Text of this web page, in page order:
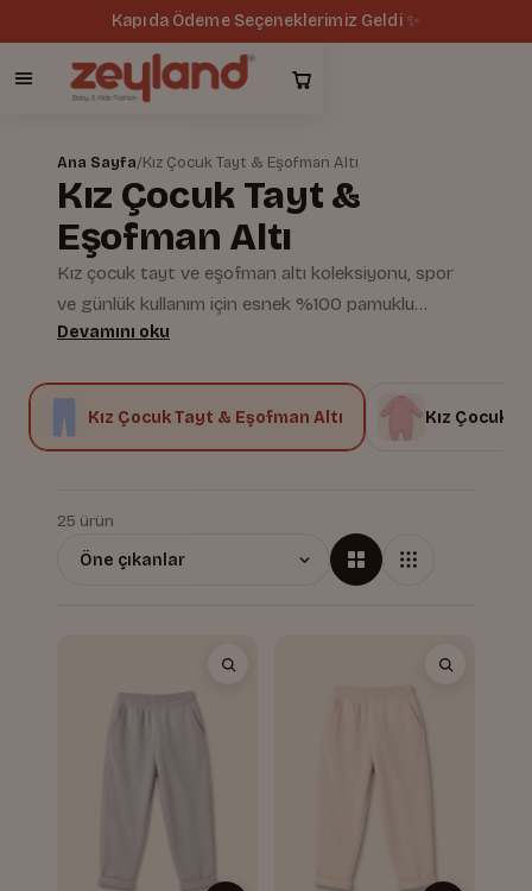
Tüm siparişlerde ücretsiz kargo 🚚
Ana Sayfa/Kız Çocuk Tayt & Eşofman Altı
Kız Çocuk Tayt &
Eşofman Altı
Kız çocuk tayt ve eşofman altı koleksiyonu, spor
ve günlük kullanım için esnek %100 pamuklu
kumaşlarla üretilir. Hipoalerjenik dokusu hassas
güvencesiyle hazırlanan modeller, hareket
özgürlüğü ve konforu bir arada sunar.
Devamını oku
Kız Çocuk Tayt & Eşofman Altı Kız Çocuk
25 ürün